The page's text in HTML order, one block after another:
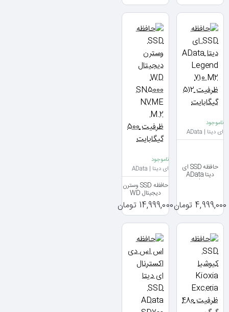
ناموجود
ای دیتا | AData
حافظه SSD ای
دیتا AData
Legend 710 M2
4,999,000 تومان
ناموجود
ای دیتا | AData
حافظه SSD وسترن
دیجیتال WD
SN5000 NVME
M.2 ظرفیت 500
گیگابایت
14,999,000 تومان